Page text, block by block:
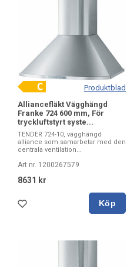
Produktblad
Alliancefläkt Vägghängd
Franke 724 600 mm, För
tryckluftstyrt syste...
TENDER 724-10, vägghängd
alliance som samarbetar med den
centrala ventilation...
Art nr. 1200267579
8631 kr
Köp